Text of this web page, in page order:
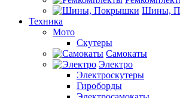
Шины,
Техника
Мото
Скутеры
Самокаты
Электро
Электроскутеры
Гироборды